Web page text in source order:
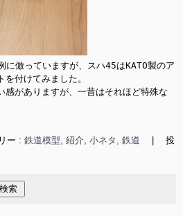
に倣っていますが、スハ45はKATO製のア
付けてみました。
感がありますが、一昔はそれほど特殊な
ー : 鉄道模型, 紹介, 小ネタ, 鉄道
投